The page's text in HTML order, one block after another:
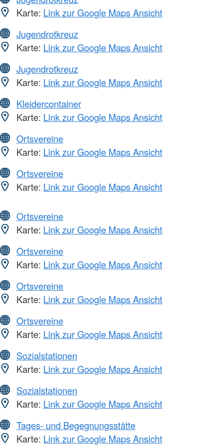
Karte: Link zur Google Maps Ansicht
Jugendrotkreuz
Karte: Link zur Google Maps Ansicht
Jugendrotkreuz
Karte: Link zur Google Maps Ansicht
Kleidercontainer
Karte: Link zur Google Maps Ansicht
Ortsvereine
Karte: Link zur Google Maps Ansicht
Ortsvereine
Karte: Link zur Google Maps Ansicht
Ortsvereine
Karte: Link zur Google Maps Ansicht
Ortsvereine
Karte: Link zur Google Maps Ansicht
Ortsvereine
Karte: Link zur Google Maps Ansicht
Ortsvereine
Karte: Link zur Google Maps Ansicht
Sozialstationen
Karte: Link zur Google Maps Ansicht
Sozialstationen
Karte: Link zur Google Maps Ansicht
Tages- und Begegnungsstätte
Karte: Link zur Google Maps Ansicht